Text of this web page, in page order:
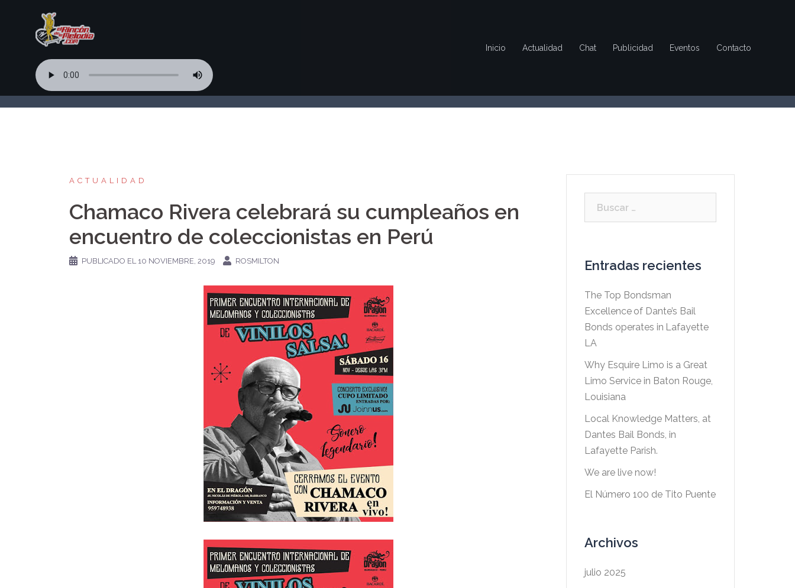
contenido
Inicio Actualidad Chat Publicidad Eventos Contacto
ACTUALIDAD
Chamaco Rivera celebrará su cumpleaños en
encuentro de coleccionistas en Perú
PUBLICADO EL 10 NOVIEMBRE, 2019 ROSMILTON Entradas recientes
The Top Bondsman
Excellence of Dante’s Bail
Bonds operates in Lafayette
LA
Why Esquire Limo is a Great
Limo Service in Baton Rouge,
Louisiana
Local Knowledge Matters, at
Dantes Bail Bonds, in
Lafayette Parish.
We are live now!
El Número 100 de Tito Puente
Archivos
julio 2025